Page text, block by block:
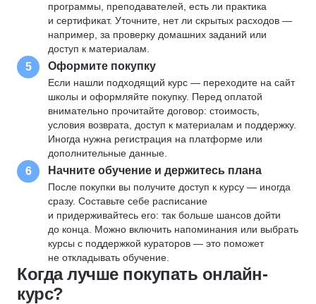
программы, преподавателей, есть ли практика
и сертификат. Уточните, нет ли скрытых расходов —
например, за проверку домашних заданий или
доступ к материалам.
5 Оформите покупку
Если нашли подходящий курс — переходите на сайт
школы и оформляйте покупку. Перед оплатой
внимательно прочитайте договор: стоимость,
условия возврата, доступ к материалам и поддержку.
Иногда нужна регистрация на платформе или
дополнительные данные.
6 Начните обучение и держитесь плана
После покупки вы получите доступ к курсу — иногда
сразу. Составьте себе расписание
и придерживайтесь его: так больше шансов дойти
до конца. Можно включить напоминания или выбрать
курсы с поддержкой кураторов — это поможет
не откладывать обучение.
Когда лучше покупать онлайн-
курс?